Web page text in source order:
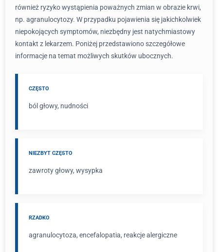
również ryzyko wystąpienia poważnych zmian w obrazie krwi,
np. agranulocytozy. W przypadku pojawienia się jakichkolwiek
niepokojących symptomów, niezbędny jest natychmiastowy
kontakt z lekarzem. Poniżej przedstawiono szczegółowe
informacje na temat możliwych skutków ubocznych.
CZĘSTO
ból głowy, nudności
NIEZBYT CZĘSTO
zawroty głowy, wysypka
RZADKO
agranulocytoza, encefalopatia, reakcje alergiczne